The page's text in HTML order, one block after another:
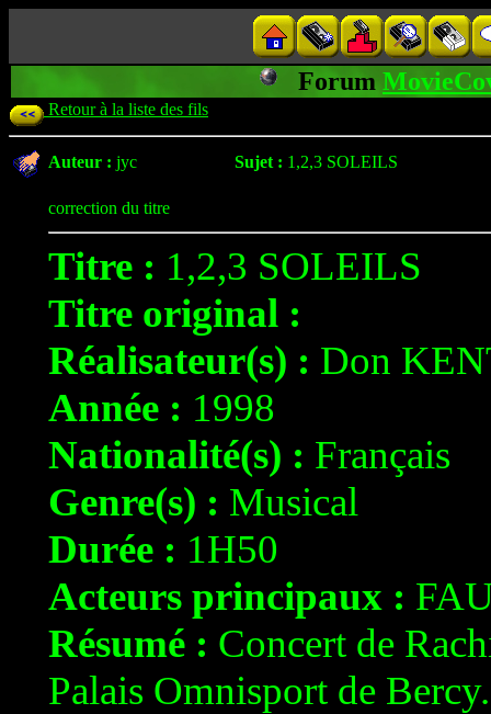
Forum
Retour à la liste des fils
Auteur : jyc Sujet : 1,2,3 SOLEILS
correction du titre
Titre : 1,2,3 SOLEILS
Titre original :
Réalisateur(s) : Don
Année : 1998
Nationalité(s) : Français
Genre(s) : Musical
Durée : 1H50
Acteurs principaux :
Résumé : Concert de
Palais Omnisport de Bercy.